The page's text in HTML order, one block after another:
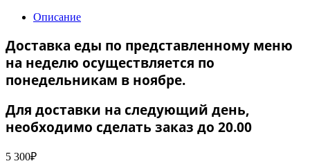
Описание
Доставка еды по представленному меню
на неделю осуществляется по
понедельникам в ноябре.
Для доставки на следующий день,
необходимо сделать заказ до 20.00
5 300₽